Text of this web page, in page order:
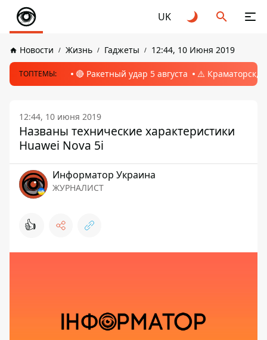
UK
Новости Жизнь Гаджеты 12:44, 10 Июня 2019
ТОПТЕМЫ: 🔴 Ракетный удар 5 августа ⚠️ Краматорск,
12:44, 10 июня 2019
Названы технические характеристики
Huawei Nova 5i
Информатор Украина
ЖУРНАЛИСТ
👍